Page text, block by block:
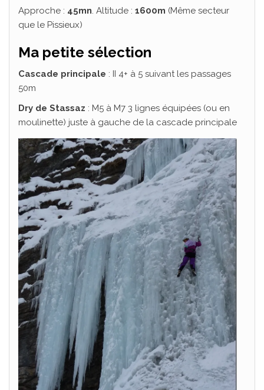
Approche : 45mn. Altitude : 1600m (Même secteur
que le Pissieux)
Ma petite sélection
Cascade principale : II 4+ à 5 suivant les passages
50m
Dry de Stassaz : M5 à M7 3 lignes équipées (ou en
moulinette) juste à gauche de la cascade principale